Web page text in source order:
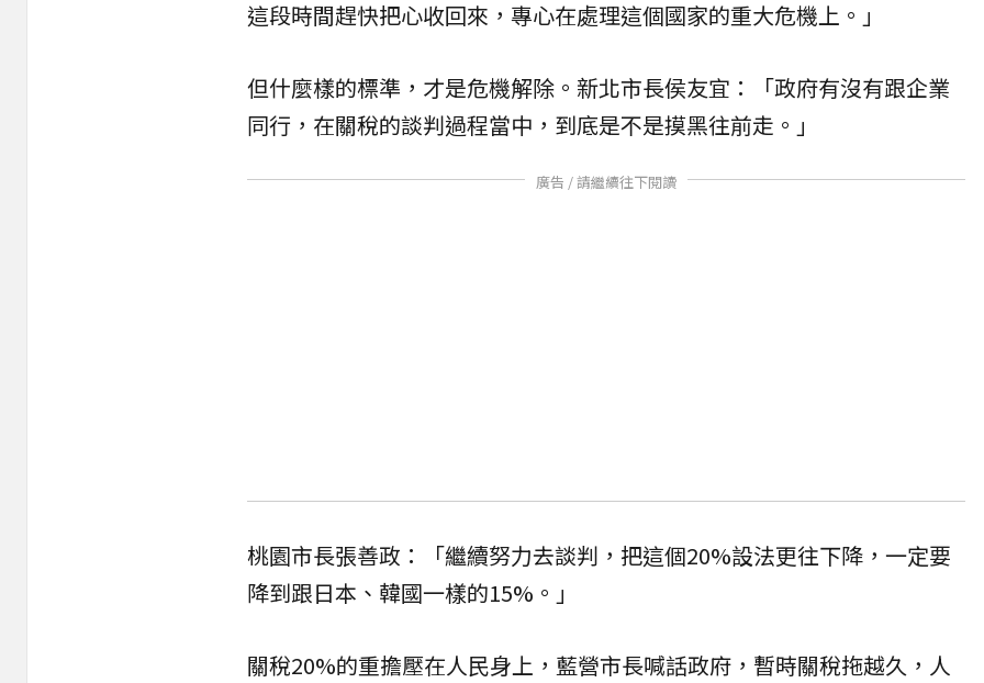
這段時間趕快把心收回來，專心在處理這個國家的重大危機上。」
但什麼樣的標準，才是危機解除。新北市長侯友宜 ：「政府有沒有跟企業
同行，在關稅的談判過程當中，到底是不是摸黑往前走。」
廣告 / 請繼續往下閱讀
桃園市長張善政：「繼續努力去談判，把這個20%設法更往下降，一定要
降到跟日本、韓國一樣的15%。」
關稅20%的重擔壓在人民身上，藍營市長喊話政府，暫時關稅拖越久，人